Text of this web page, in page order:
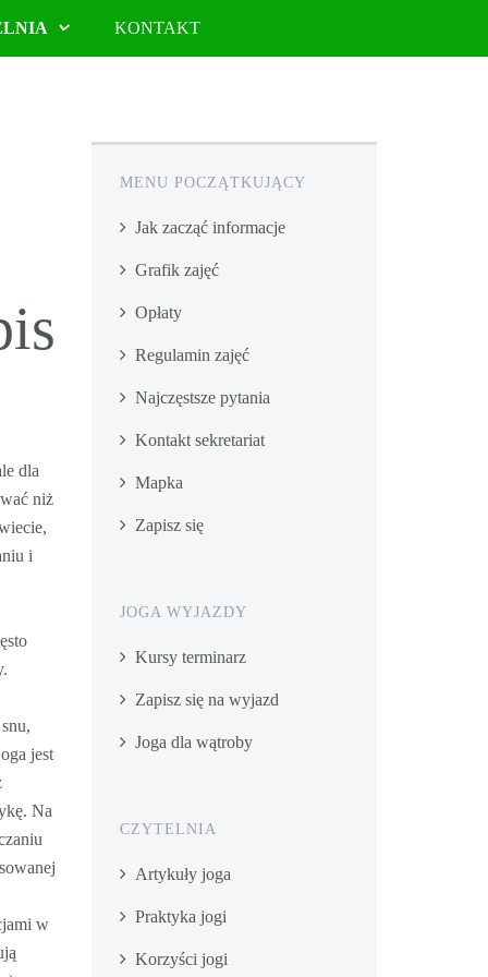
KONTAKT
dla
niż
i
jest
Na
w
MENU POCZĄTKUJĄCY
Jak zacząć informacje
Grafik zajęć
Opłaty
Regulamin zajęć
Najczęstsze pytania
Kontakt sekretariat
Mapka
Zapisz się
JOGA WYJAZDY
Kursy terminarz
Zapisz się na wyjazd
Joga dla wątroby
CZYTELNIA
Artykuły joga
Praktyka jogi
Korzyści jogi